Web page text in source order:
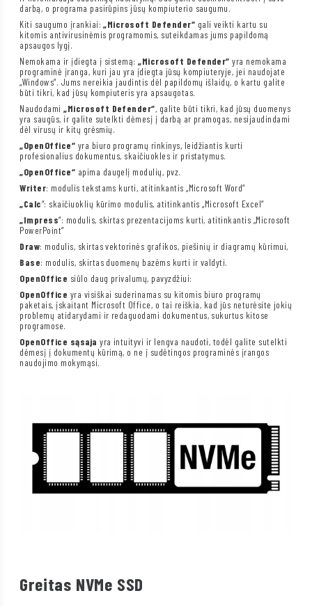
darbą, o programa pasirūpins jūsų kompiuterio saugumu.
Kiti saugumo įrankiai:„Microsoft Defender“ gali veikti kartu su
kitomis antivirusinėmis programomis, suteikdamas jums papildomą
apsaugos lygį.
Nemokama ir įdiegta į sistemą:„Microsoft Defender“ yra nemokama
programinė įranga, kuri jau yra įdiegta jūsų kompiuteryje, jei naudojate
„Windows“. Jums nereikia jaudintis dėl papildomų išlaidų, o kartu galite
būti tikri, kad jūsų kompiuteris yra apsaugotas.
Naudodami„Microsoft Defender“, galite būti tikri, kad jūsų duomenys
yra saugūs, ir galite sutelkti dėmesį į darbą ar pramogas, nesijaudindami
dėl virusų ir kitų grėsmių.
„OpenOffice“ yra biuro programų rinkinys, leidžiantis kurti
profesionalius dokumentus, skaičiuokles ir pristatymus.
„OpenOffice“ apima daugelį modulių, pvz.
Writer: modulis tekstams kurti, atitinkantis „Microsoft Word“
„Calc“: skaičiuoklių kūrimo modulis, atitinkantis „Microsoft Excel“
„Impress“: modulis, skirtas prezentacijoms kurti, atitinkantis „Microsoft
PowerPoint“
Draw: modulis, skirtas vektorinės grafikos, piešinių ir diagramų kūrimui,
Base: modulis, skirtas duomenų bazėms kurti ir valdyti.
OpenOffice siūlo daug privalumų, pavyzdžiui:
OpenOffice yra visiškai suderinamas su kitomis biuro programų
paketais, įskaitant Microsoft Office, o tai reiškia, kad jūs neturėsite jokių
problemų atidarydami ir redaguodami dokumentus, sukurtus kitose
programose.
OpenOffice sąsaja yra intuityvi ir lengva naudoti, todėl galite sutelkti
dėmesį į dokumentų kūrimą, o ne į sudėtingos programinės įrangos
naudojimo mokymąsi.
Greitas NVMe SSD